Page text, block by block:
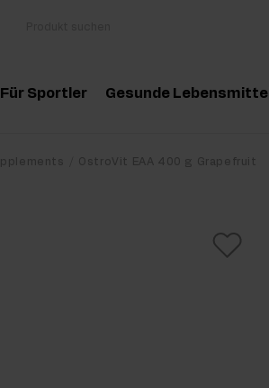
Produktempfehlung
Für Sportler Gesunde Lebensmittel
Erdnussbutter
OstroVit EAA 400 g Grapefruit